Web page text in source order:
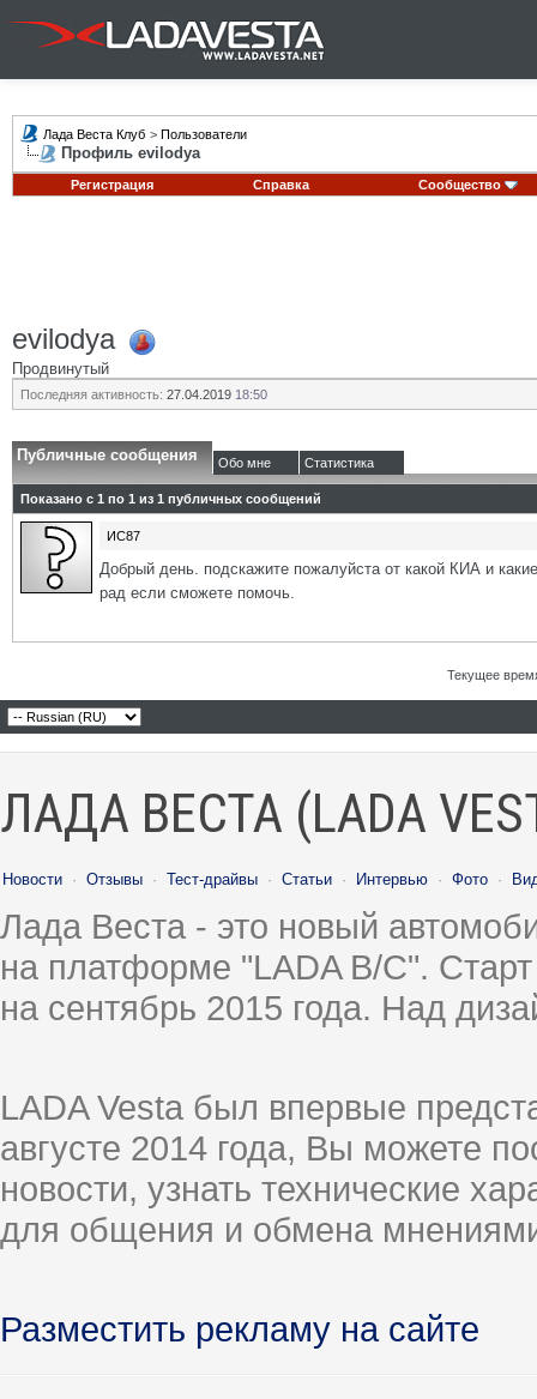
Лада Веста Клуб > Пользователи
Профиль evilodya
Регистрация Справка Сообщество
evilodya
Продвинутый
Последняя активность: 27.04.2019 18:50
Публичные сообщения Обо мне Статистика
Показано с 1 по 1 из 1 публичных сообщений
ИС87
Добрый день. подскажите пожалуйста от какой КИА и
рад если сможете помочь.
Текущее
ЛАДА ВЕСТА (LADA
Новости · Отзывы · Тест-драйвы · Статьи · Интервью · Фото ·
Лада Веста - это новый
на платформе "LADA B/C".
на сентябрь 2015 года. Над
LADA Vesta был впервые
августе 2014 года, Вы можете
новости, узнать технические
для общения и обмена
Разместить рекламу на сайте